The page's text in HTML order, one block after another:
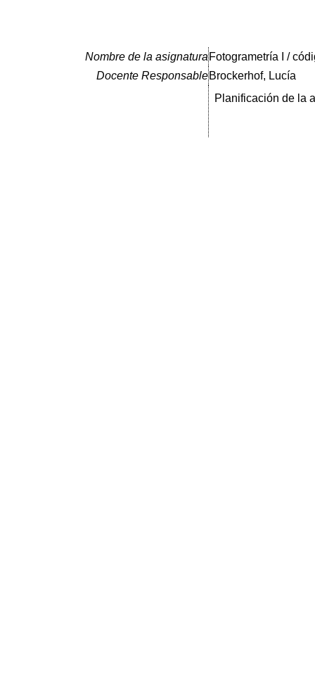
Nombre de la asignatura Fotogrametría I /
Docente ResponsableBrockerhof, Lucía
Planificación de la